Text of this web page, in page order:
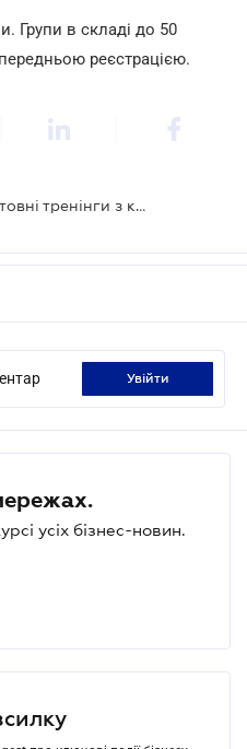
Групи в складі до 50
реєстрацією.
Планується провести безкоштовні тренінги з кіберзахисту
увійти
усіх бізнес-новин.